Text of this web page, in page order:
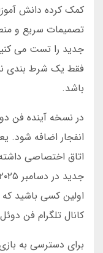
کمک کرده دانش
تصمیمات سریع و
جدید را تست می
فقط یک شرط بندی
باشد.
در نسخه آینده فن
انفجار اضافه شود.
اتاق اختصاصی
اولین کسی باشید
کانال تلگرام فن
برای دسترسی به